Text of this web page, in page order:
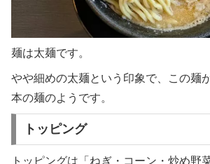
麺は太麺です。
やや細めの太麺という印象で、この麺
本の麺のようです。
トッピング
トッピングは「ねぎ・コーン・炒め野